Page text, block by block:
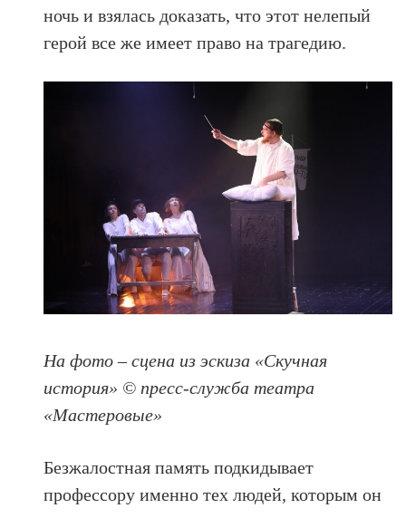
ночь и взялась доказать, что этот нелепый
герой все же имеет право на трагедию.
На фото – сцена из эскиза «Скучная
история» © пресс-служба театра
«Мастеровые»
Безжалостная память подкидывает
профессору именно тех людей, которым он